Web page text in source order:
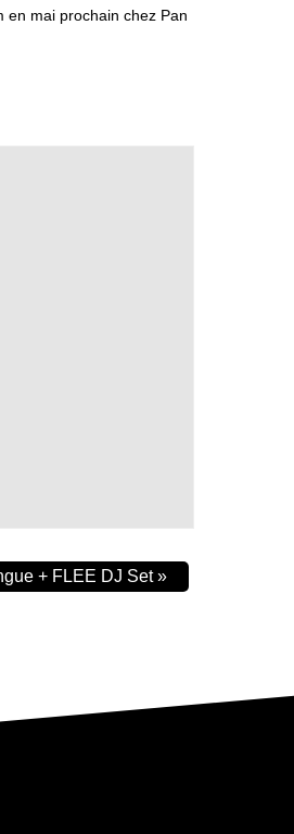
en mai prochain chez Pan
+ FLEE DJ Set»